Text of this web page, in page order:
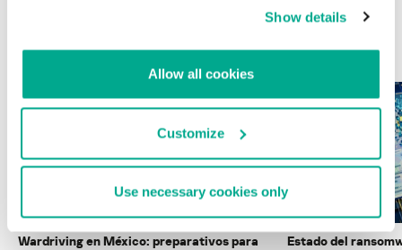
Show details
Allow all cookies
Customize
Use necessary cookies only
ÚLTIMAS PUBLICACIONES
Wardriving en México: preparativos para
Estado del